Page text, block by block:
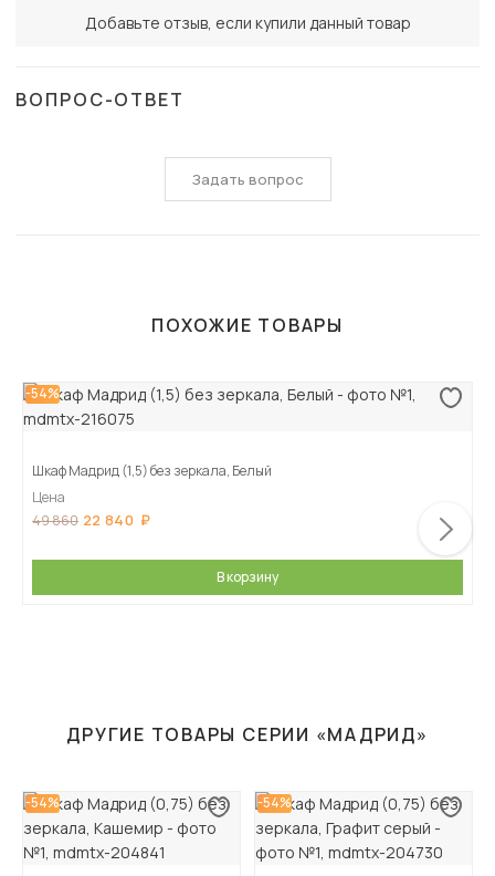
Добавьте отзыв, если купили данный товар
ВОПРОС-ОТВЕТ
Задать вопрос
ПОХОЖИЕ ТОВАРЫ
-54%
Шкаф Мадрид (1,5) без зеркала, Белый
Цена
49 860 22 840
В корзину
ДРУГИЕ ТОВАРЫ СЕРИИ «МАДРИД»
-54% -54%